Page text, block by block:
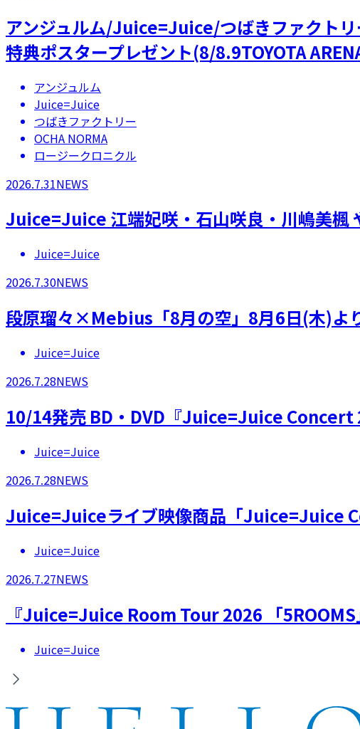
アンジュルム/Juice=Juice/つばきファクトリ
特典ポスタープレゼント(8/8.9TOYOTA
アンジュルム
Juice=Juice
つばきファクトリー
OCHA NORMA
ロージークロニクル
2026.7.31NEWS
Juice=Juice 江端妃咲・石山咲良・川嶋美楓
Juice=Juice
2026.7.30NEWS
段原瑠々×Mebius「8月の空」8月6日(木)よ
Juice=Juice
2026.7.28NEWS
10/14発売 BD・DVD『Juice=Juice Concert
Juice=Juice
2026.7.28NEWS
Juice=Juiceライブ映像商品「Juice=Juice
Juice=Juice
2026.7.27NEWS
『Juice=Juice Room Tour 2026 「
Juice=Juice